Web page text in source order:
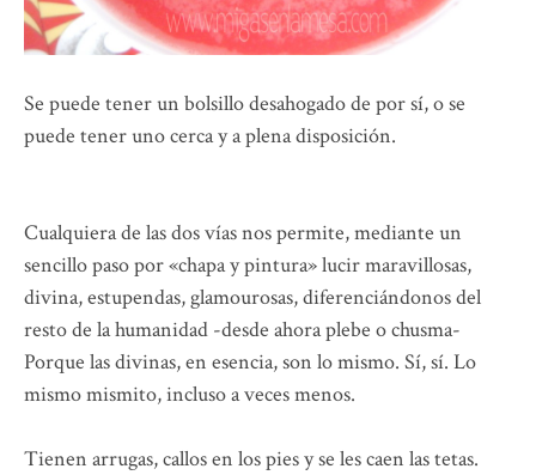
Se puede tener un bolsillo desahogado de por sí, o se
puede tener uno cerca y a plena disposición.
Cualquiera de las dos vías nos permite, mediante un
sencillo paso por «chapa y pintura» lucir maravillosas,
divina, estupendas, glamourosas, diferenciándonos del
resto de la humanidad -desde ahora plebe o chusma-
Porque las divinas, en esencia, son lo mismo. Sí, sí. Lo
mismo mismito, incluso a veces menos.
Tienen arrugas, callos en los pies y se les caen las tetas.